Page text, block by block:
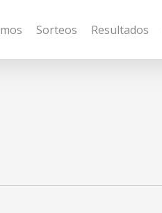
Sorteos Resultados